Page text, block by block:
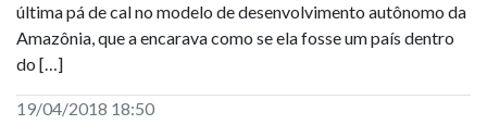
última pá de cal no modelo de desenvolvimento autônomo da
Amazônia, que a encarava como se ela fosse um país dentro
do […]
19/04/2018 18:50